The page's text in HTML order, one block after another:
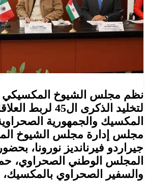
نظم مجلس الشيوخ
لتخليد الذكرى ال45
المكسيك والجمهورية
مجلس إدارة مجلس الشيوخ
جيراردو فيرنانديز نورونا،
المجلس الوطني الصحراوي،
والسفير الصحراوي بالمكسيك،